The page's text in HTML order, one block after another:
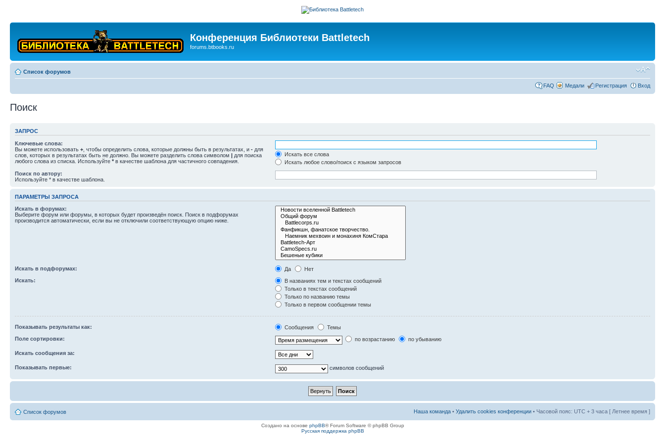
Конференция Библиотеки Battletech
forums.btbooks.ru
Список форумов
FAQ Медали Регистрация Вход
Поиск
ЗАПРОС
Ключевые слова:
Вы можете использовать + , чтобы определить слова, которые должны быть в результатах, и - для
слов, которых в результатах быть не должно. Вы можете разделить слова символом | для поиска
любого слова из списка. Используйте * в качестве шаблона для частичного совпадения.
Искать все слова
Искать любое слово/поиск с языком запросов
Поиск по автору:
Используйте * в качестве шаблона.
ПАРАМЕТРЫ ЗАПРОСА
Искать в форумах:
Выберите форум или форумы, в которых будет произведён поиск. Поиск в подфорумах
производится автоматически, если вы не отключили соответствующую опцию ниже.
Искать в подфорумах: Да
Нет
Искать:
В названиях тем и текстах сообщений
Только в текстах сообщений
Только по названию темы
Только в первом сообщении темы
Показывать результаты как: Сообщения
Темы
Поле сортировки:
по возрастанию по убыванию
Искать сообщения за:
Показывать первые: символов сообщений
Список форумов Наша команда • Удалить cookies конференции • Часовой пояс: UTC + 3 часа [ Летнее время ]
Создано на основе phpBB® Forum Software © phpBB Group
Русская поддержка phpBB